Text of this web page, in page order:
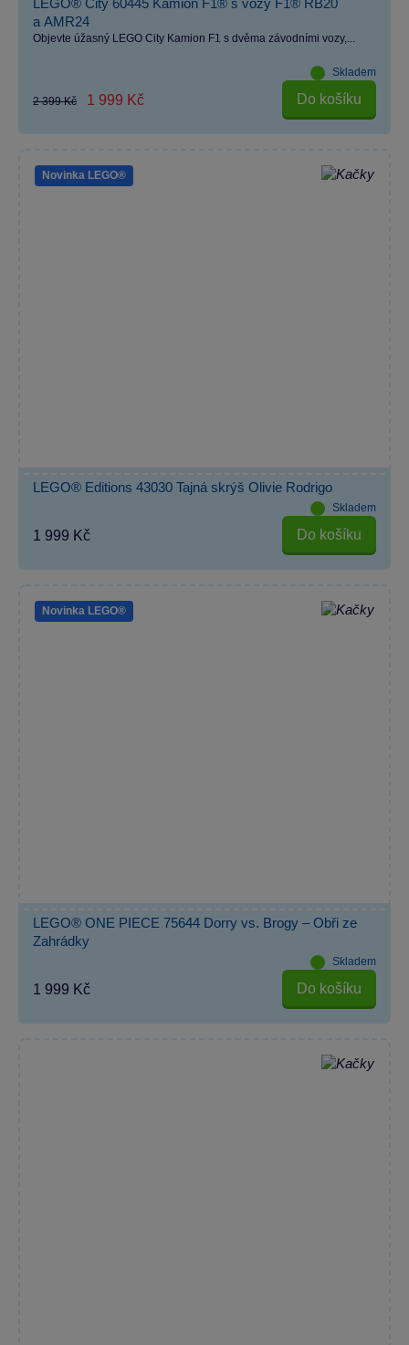
LEGO® City 60445 Kamion F1® s vozy F1® RB20
a AMR24
Objevte úžasný LEGO City Kamion F1 s dvěma závodními vozy,...
Skladem
2 399 Kč 1 999 Kč Do košíku
Novinka LEGO®
LEGO® Editions 43030 Tajná skrýš Olivie Rodrigo
Skladem
1 999 Kč Do košíku
Novinka LEGO®
LEGO® ONE PIECE 75644 Dorry vs. Brogy – Obři ze
Zahrádky
Skladem
1 999 Kč Do košíku